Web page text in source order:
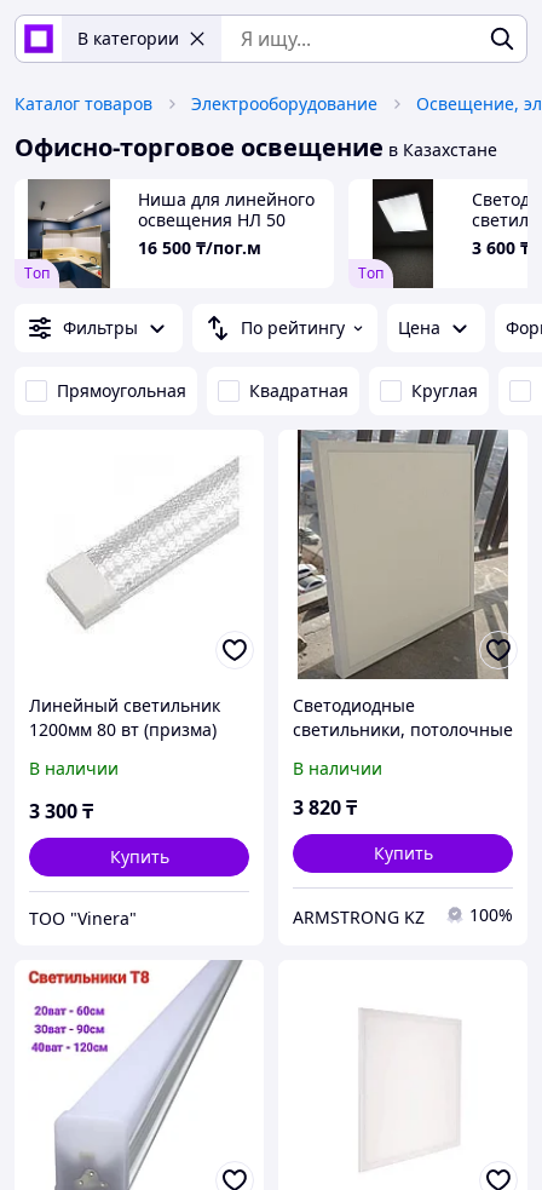
В категории
Каталог товаров Электрооборудование Освещение,
Офисно-торговое освещение в Казахстане
Tоп
Ниша для линейного
освещения НЛ 50
16 500 ₸/пог.м
Tоп
панель
3 600 ₸
Фильтры По рейтингу Цена
Прямоугольная Квадратная Круглая
Линейный светильник
1200мм 80 вт (призма)
В наличии
3 300₸
Купить
TOO "Vinera"
Светодиодные
светильники, потолочные
В наличии
3 820₸
Купить
ARMSTRONG KZ 100%